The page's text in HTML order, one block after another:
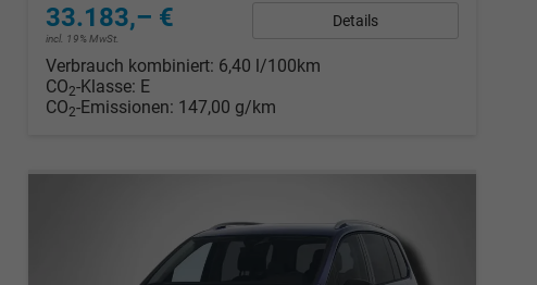
33.183,– €
incl. 19% MwSt.
Details
Verbrauch kombiniert: 6,40 l/100km
CO2-Klasse: E
CO2-Emissionen: 147,00 g/km